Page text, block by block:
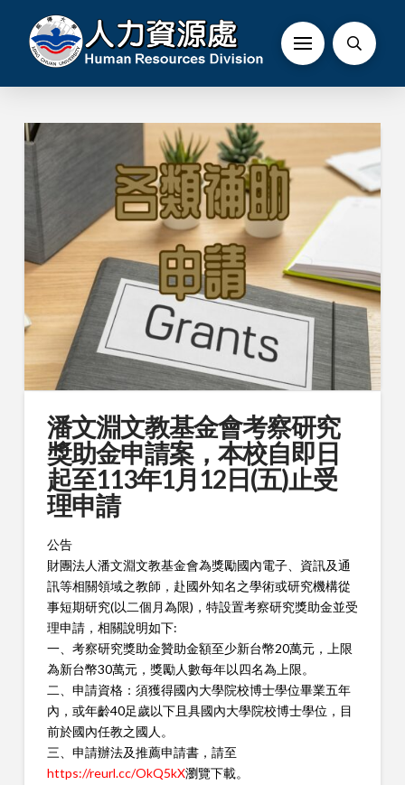
潘文淵文教基金會考察研究
獎助金申請案，本校自即日
起至113年1月12日(五)止受
理申請
公告
財團法人潘文淵文教基金會為獎勵國內電子、資訊及通
訊等相關領域之教師，赴國外知名之學術或研究機構從
事短期研究(以二個月為限)，特設置考察研究獎助金並受
理申請，相關說明如下:
一、考察研究獎助金贊助金額至少新台幣20萬元，上限
為新台幣30萬元，獎勵人數每年以四名為上限。
二、申請資格：須獲得國內大學院校博士學位畢業五年
內，或年齡40足歲以下且具國內大學院校博士學位，目
前於國內任教之國人。
三、申請辦法及推薦申請書，請至
https://reurl.cc/OkQ5kX瀏覽下載。